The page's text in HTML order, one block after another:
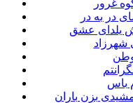
غرور
در به در
یلدای عشق
شهرزاد
وطن
باس
بزن باران